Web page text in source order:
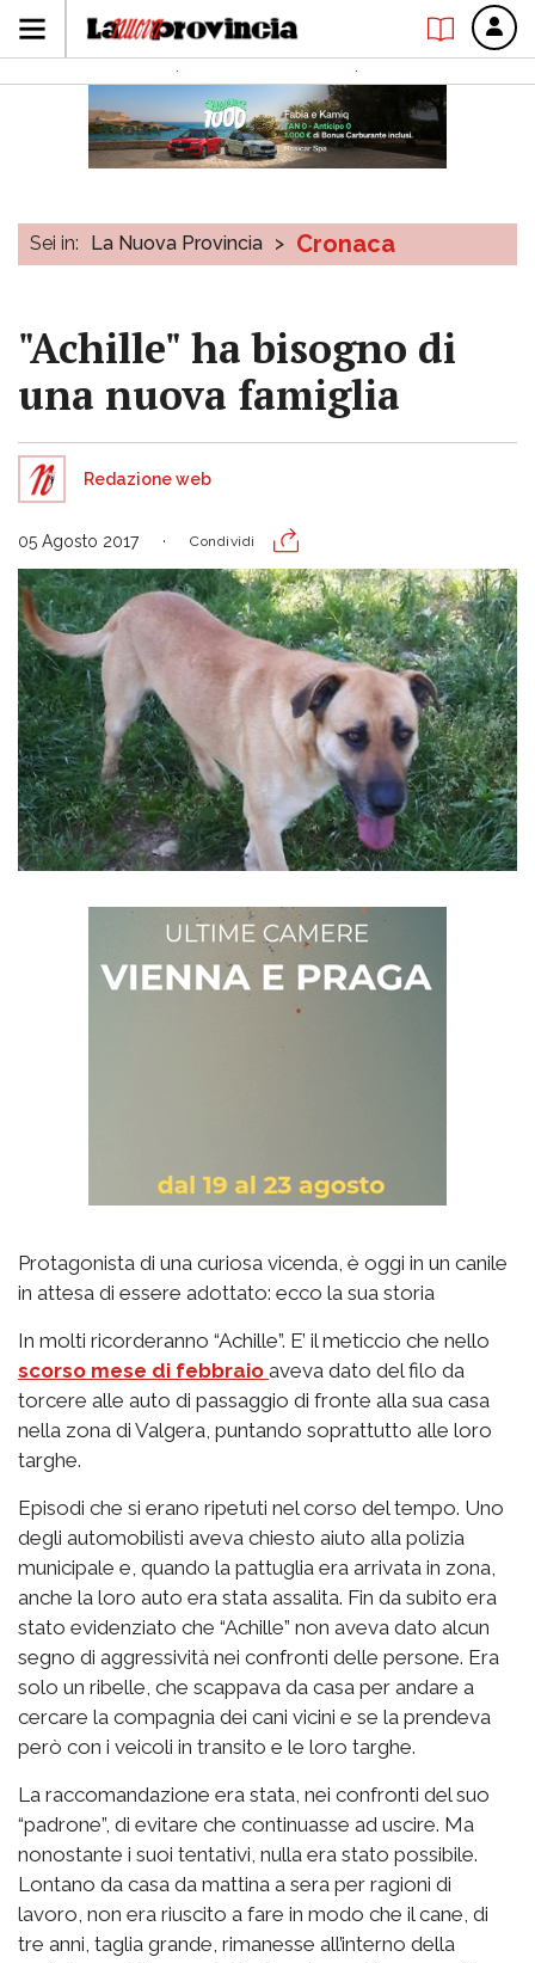
Sei in: La Nuova Provincia > Cronaca
"Achille" ha bisogno di
una nuova famiglia
Redazione web
05 Agosto 2017 Condividi
Protagonista di una curiosa vicenda, è oggi in un canile
in attesa di essere adottato: ecco la sua storia
In molti ricorderanno “Achille”. E’ il meticcio che nello
scorso mese di febbraio aveva dato del filo da
torcere alle auto di passaggio di fronte alla sua casa
nella zona di Valgera, puntando soprattutto alle loro
targhe.
Episodi che si erano ripetuti nel corso del tempo. Uno
degli automobilisti aveva chiesto aiuto alla polizia
municipale e, quando la pattuglia era arrivata in zona,
anche la loro auto era stata assalita. Fin da subito era
stato evidenziato che “Achille” non aveva dato alcun
segno di aggressività nei confronti delle persone. Era
solo un ribelle, che scappava da casa per andare a
cercare la compagnia dei cani vicini e se la prendeva
però con i veicoli in transito e le loro targhe.
La raccomandazione era stata, nei confronti del suo
“padrone”, di evitare che continuasse ad uscire. Ma
nonostante i suoi tentativi, nulla era stato possibile.
Lontano da casa da mattina a sera per ragioni di
lavoro, non era riuscito a fare in modo che il cane, di
tre anni, taglia grande, rimanesse all’interno della